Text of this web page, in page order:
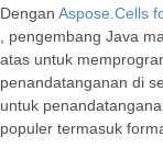
Dengan Aspose.Cells
, pengembang Java
atas untuk
penandatanganan di
untuk
populer termasuk